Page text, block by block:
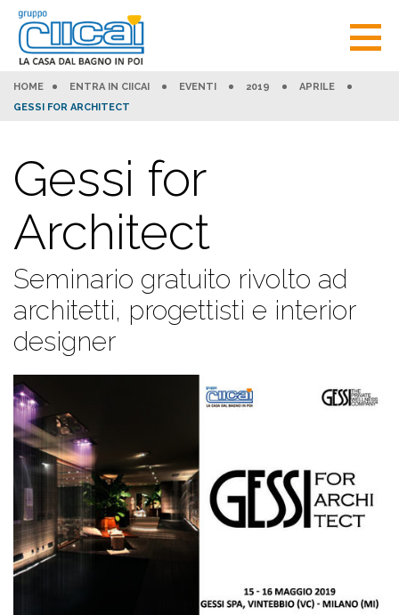
HOME ENTRA IN CIICAI EVENTI 2019
APRILE
GESSI FOR ARCHITECT
Gessi for
Architect
Seminario gratuito rivolto ad
architetti, progettisti e interior
designer